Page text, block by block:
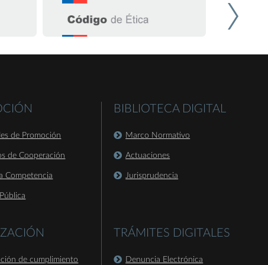
de Promoción
de Cooperación
Competencia
de cumplimiento
BIBLIOTECA DIGITAL
Marco Normativo
Actuaciones
Jurisprudencia
TRÁMITES DIGITALES
Denuncia Electrónica